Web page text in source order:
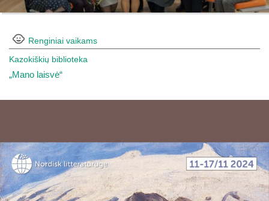
Renginiai vaikams
Kazokiškių biblioteka
„Mano laisvė“